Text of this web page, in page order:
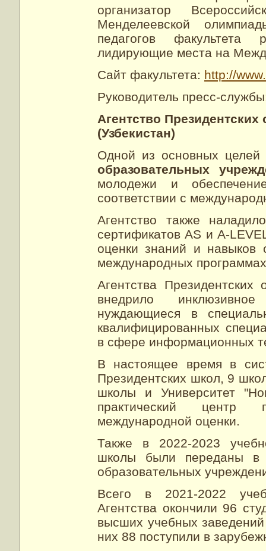
организатор
Менделеевской
педагогов факультета
лидирующие места на
Сайт факультета: http://
Руководитель пресс-
Агентство
(Узбекистан)
Одной из основных
образовательных
молодежи и
соответствии с
Агентство также
сертификатов AS и A-
оценки знаний и навыков
международных
Агентства Президентских
внедрило
нуждающиеся в
квалифицированных
в сфере информационных
В настоящее время в
Президентских школ, 9
школы и Университет
практический центр
международной оценки.
Также в 2022-2023
школы были переданы в
образовательных
Всего в 2021-2022
Агентства окончили 96
высших учебных
них 88 поступили в